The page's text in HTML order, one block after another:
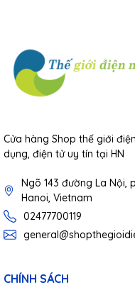
Cửa hàng Shop thế giới
dụng, điện tử uy tín tại HN
Ngõ 143 đường La Nội,
Hanoi, Vietnam
02477700119
CHÍNH SÁCH